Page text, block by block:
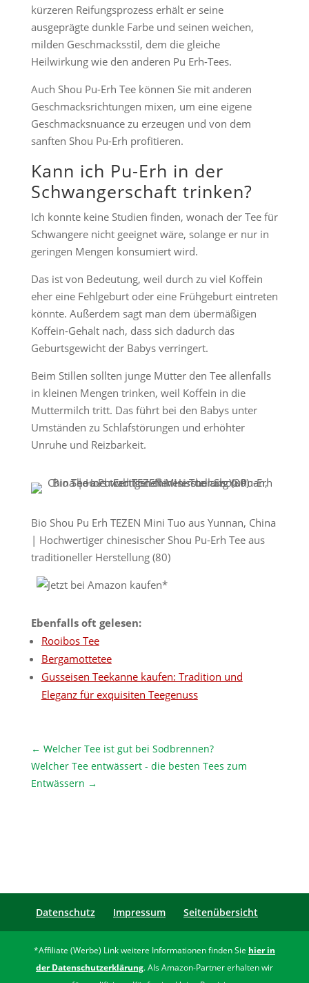
kürzeren Reifungsprozess erhält er seine
ausgeprägte dunkle Farbe und seinen weichen,
milden Geschmacksstil, dem die gleiche
Heilwirkung wie den anderen Pu Erh-Tees.
Auch Shou Pu-Erh Tee können Sie mit anderen
Geschmacksrichtungen mixen, um eine eigene
Geschmacksnuance zu erzeugen und von dem
sanften Shou Pu-Erh profitieren.
Kann ich Pu-Erh in der
Schwangerschaft trinken?
Ich konnte keine Studien finden, wonach der Tee für
Schwangere nicht geeignet wäre, solange er nur in
geringen Mengen konsumiert wird.
Das ist von Bedeutung, weil durch zu viel Koffein
eher eine Fehlgeburt oder eine Frühgeburt eintreten
könnte. Außerdem sagt man dem übermäßigen
Koffein-Gehalt nach, dass sich dadurch das
Geburtsgewicht der Babys verringert.
Beim Stillen sollten junge Mütter den Tee allenfalls
in kleinen Mengen trinken, weil Koffein in die
Muttermilch tritt. Das führt bei den Babys unter
Umständen zu Schlafstörungen und erhöhter
Unruhe und Reizbarkeit.
Bio Shou Pu Erh TEZEN Mini Tuo aus Yunnan, China
| Hochwertiger chinesischer Shou Pu-Erh Tee aus
traditioneller Herstellung (80)
Ebenfalls oft gelesen:
Rooibos Tee
Bergamottetee
Gusseisen Teekanne kaufen: Tradition und
Eleganz für exquisiten Teegenuss
← Welcher Tee ist gut bei Sodbrennen?
Welcher Tee entwässert - die besten Tees zum
Entwässern →
Datenschutz Impressum Seitenübersicht
*Affiliate (Werbe) Link weitere Informationen finden Sie hier in
der Datenschutzerklärung. Als Amazon-Partner erhalten wir